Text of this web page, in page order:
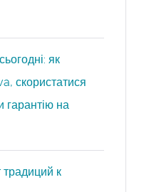
як
скористатися
гарантію на
к